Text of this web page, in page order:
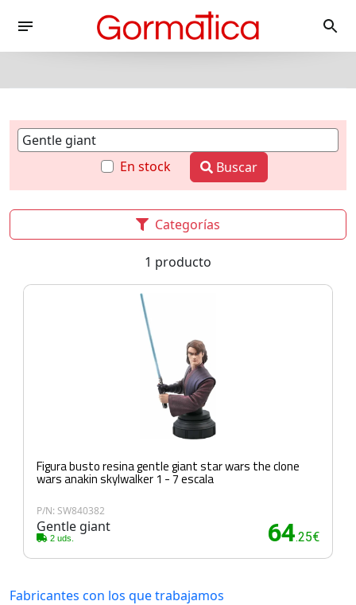
En stock Buscar
Categorías
1 producto
Figura busto resina gentle giant star wars the clone
wars anakin skylwalker 1 - 7 escala
P/N: SW840382
Gentle giant
2 uds. 64.25€
Fabricantes con los que trabajamos